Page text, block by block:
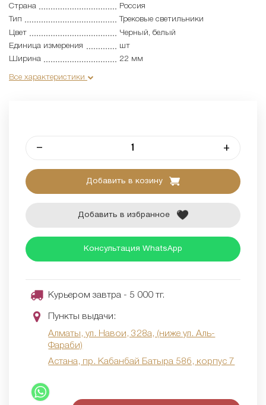
Страна
Россия
Тип
Трековые светильники
Цвет
Черный, белый
Единица измерения
шт
Ширина
22 мм
Все характеристики
– +
Добавить в козину
Добавить в избранное
Консультация WhatsApp
Курьером завтра - 5 000 тг.
Пункты выдачи:
Алматы, ул. Навои, 328а, (ниже ул. Аль-
Фараби)
Астана, пр. Кабанбай Батыра 58б, корпус 7